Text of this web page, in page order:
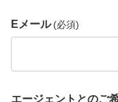
Eメール (必須)
エージェントとの